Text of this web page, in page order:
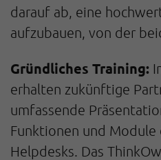
darauf ab, eine
aufzubauen, von der
Gründliches Training:
erhalten zukünftige
umfassende
Funktionen und Module
Helpdesks. Das